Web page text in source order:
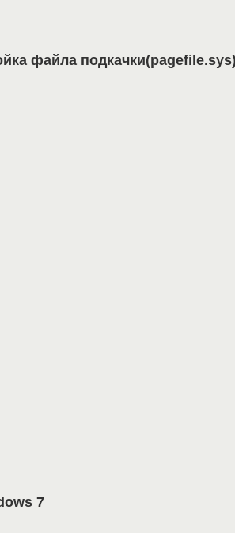
файла подкачки(pagefile.sys)
7